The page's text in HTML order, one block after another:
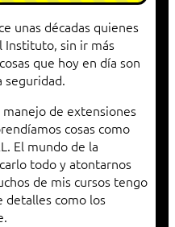
unas décadas quienes
Instituto, sin ir más
que hoy en día son
seguridad.
de extensiones
cosas como
El mundo de la
todo y atontarnos
de mis cursos tengo
como los